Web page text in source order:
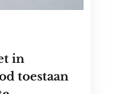
in
toestaan